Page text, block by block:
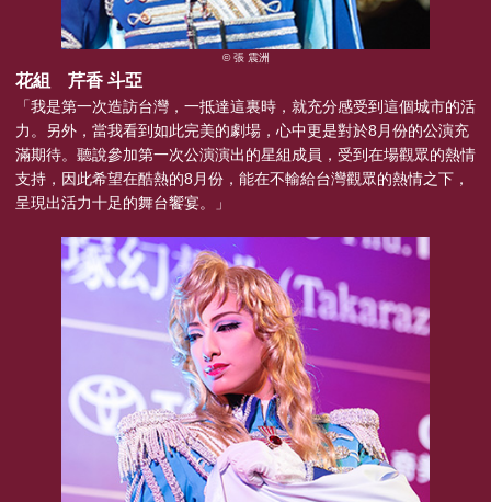
© 張 震洲
花組 芹香 斗亞
「我是第一次造訪台灣，一抵達這裏時，就充分感受到這個城市的活
力。另外，當我看到如此完美的劇場，心中更是對於8月份的公演充
滿期待。聽說參加第一次公演演出的星組成員，受到在場觀眾的熱情
支持，因此希望在酷熱的8月份，能在不輸給台灣觀眾的熱情之下，
呈現出活力十足的舞台饗宴。」